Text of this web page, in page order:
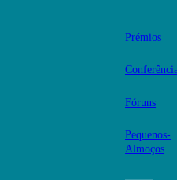
Prémios
Fóruns
Pequenos-
Almoços